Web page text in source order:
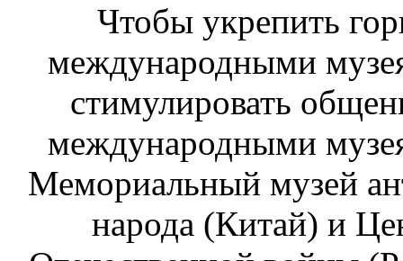
Чтобы укрепить
международными
стимулировать
международными
Мемориальный музей
народа (Китай) и